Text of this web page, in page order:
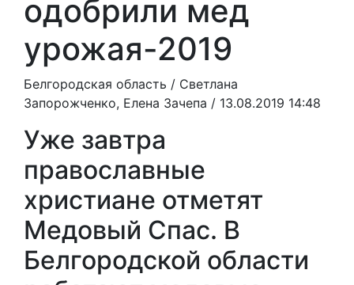
одобрили мед
урожая-2019
Белгородская область / Светлана
Запорожченко, Елена Зачепа / 13.08.2019 14:48
Уже завтра
православные
христиане отметят
Медовый Спас. В
Белгородской области